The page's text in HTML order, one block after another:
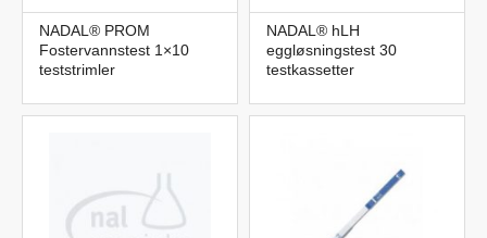
NADAL® PROM
Fostervannstest 1×10
teststrimler
NADAL® hLH
eggløsningstest 30
testkassetter